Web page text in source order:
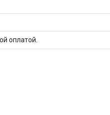
оплатой.